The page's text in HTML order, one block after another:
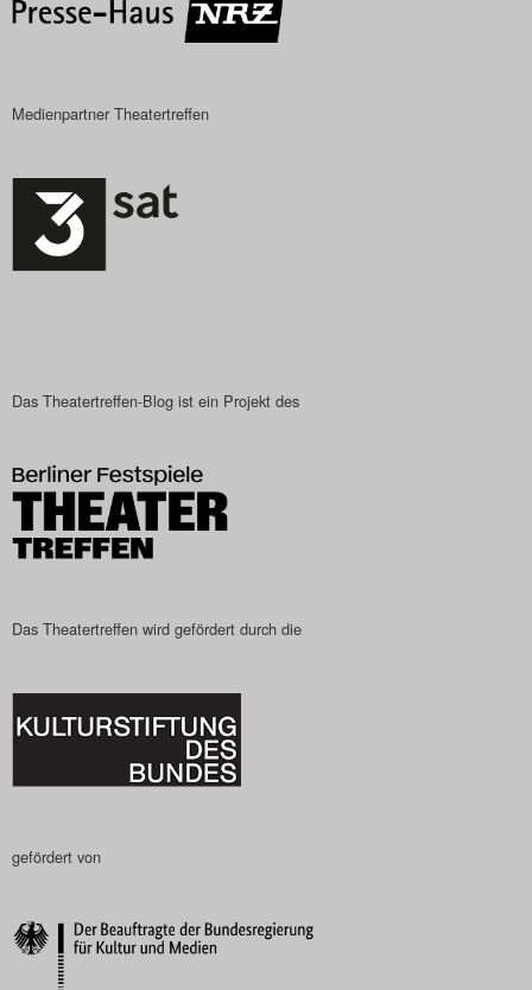
Medienpartner Theatertreffen
Das Theatertreffen-Blog ist ein Projekt des
Das Theatertreffen wird gefördert durch die
gefördert von